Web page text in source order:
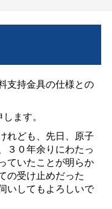
支持金具の仕様との
ます。
れども、先日、原子
３０年余りにわたっ
ていたことが明らか
の受け止めだった
いしてもよろしいで